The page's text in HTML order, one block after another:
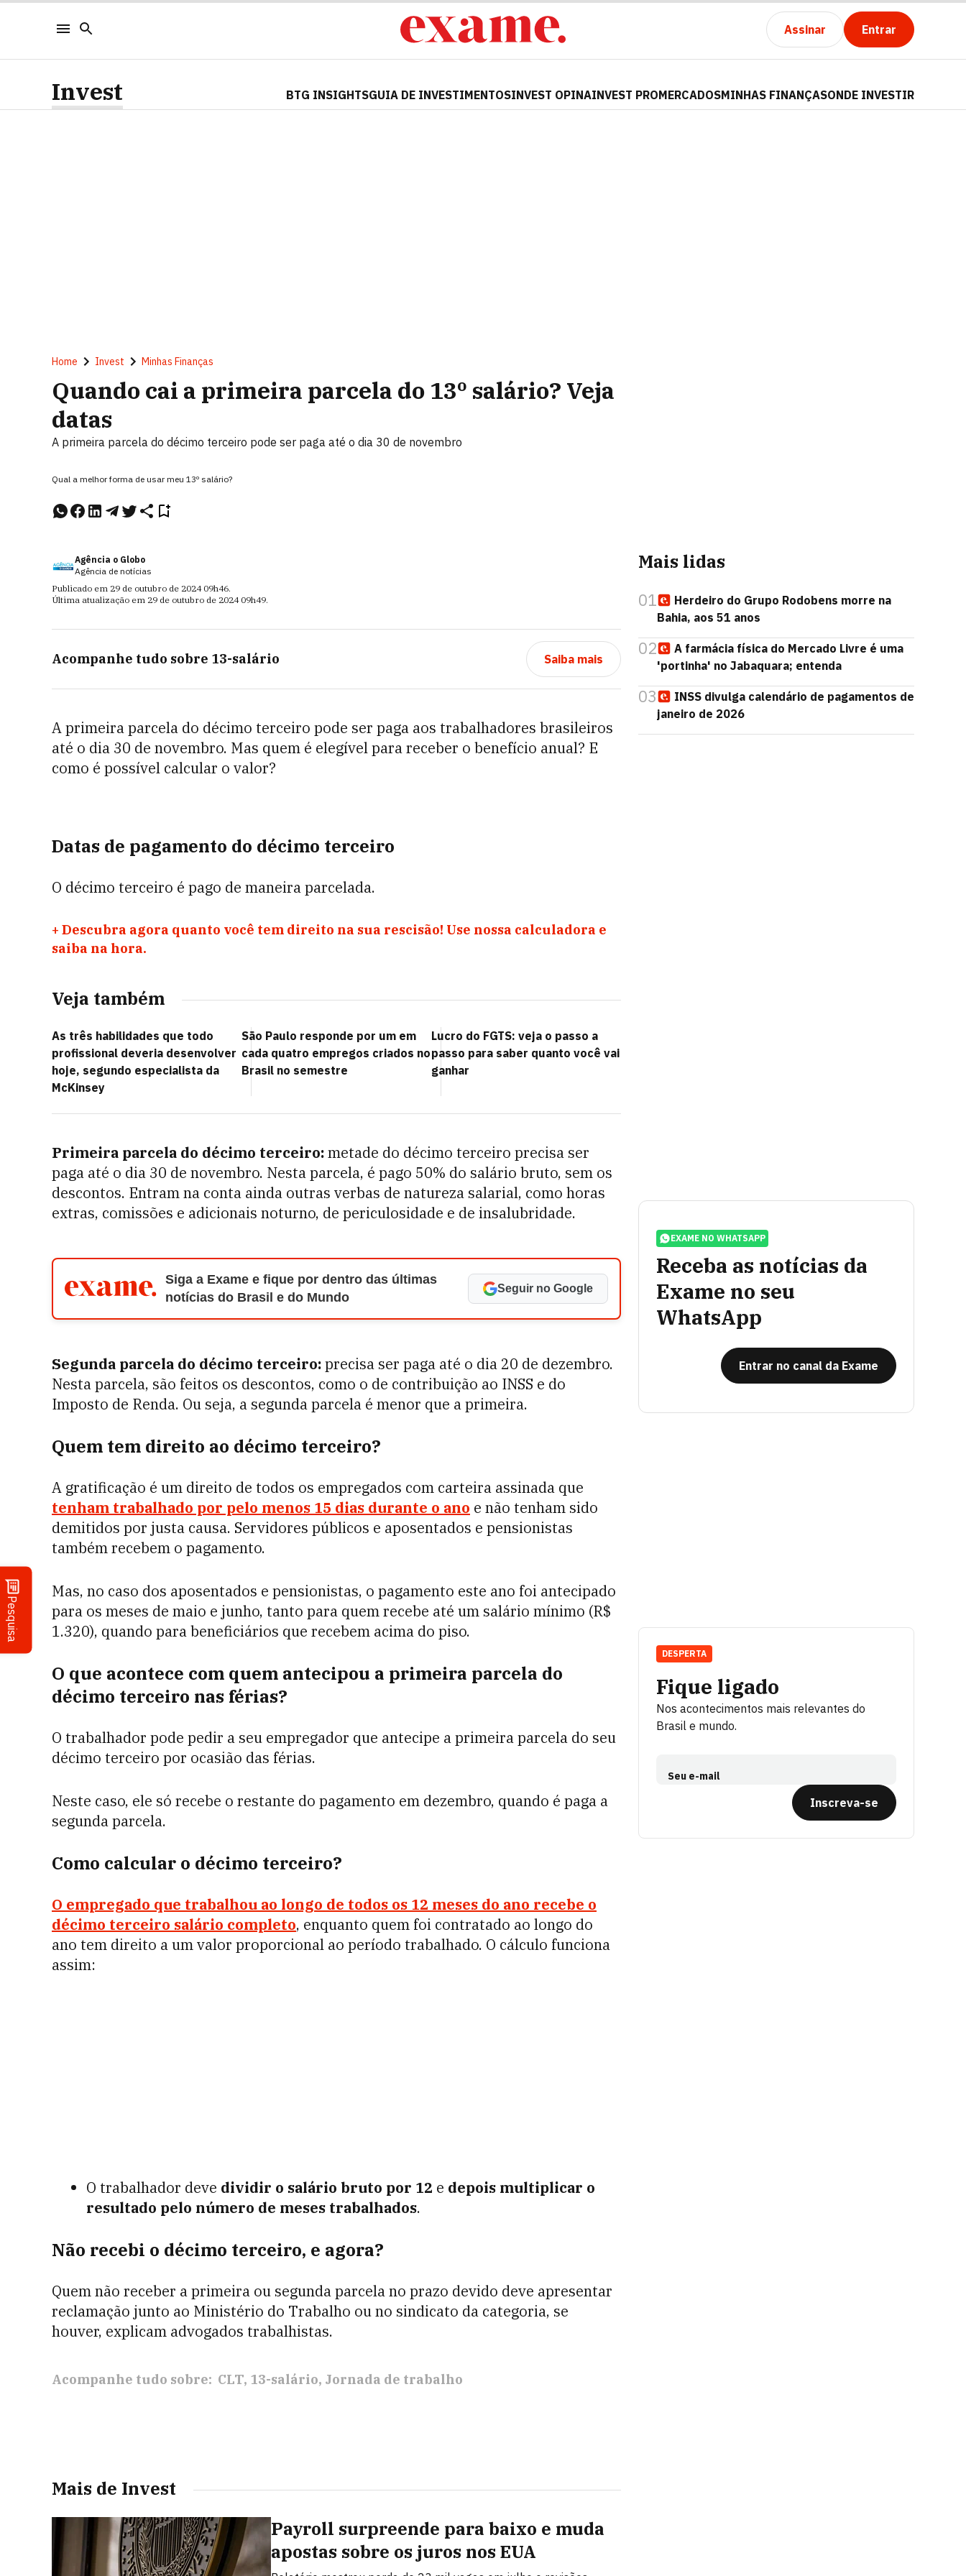
Assinar Entrar
Pesquisa
Invest BTG INSIGHTSGUIA DE INVESTIMENTOSINVEST OPINAINVEST PROMERCADOSMINHAS FINANÇASONDE INVESTIR
Home Invest Minhas Finanças
Quando cai a primeira parcela do 13º salário? Veja
datas
A primeira parcela do décimo terceiro pode ser paga até o dia 30 de novembro
Qual a melhor forma de usar meu 13º salário?
Agência o Globo
Agência de notícias
Publicado em 29 de outubro de 2024 09h46.
Última atualização em 29 de outubro de 2024 09h49.
Acompanhe tudo sobre 13-salário Saiba mais
A primeira parcela do décimo terceiro pode ser paga aos trabalhadores brasileiros
até o dia 30 de novembro. Mas quem é elegível para receber o benefício anual? E
como é possível calcular o valor?
Datas de pagamento do décimo terceiro
O décimo terceiro é pago de maneira parcelada.
+ Descubra agora quanto você tem direito na sua rescisão! Use nossa calculadora e
saiba na hora.
Veja também
As três habilidades que todo
profissional deveria desenvolver
hoje, segundo especialista da
McKinsey
São Paulo responde por um em
cada quatro empregos criados no
Brasil no semestre
Lucro do FGTS: veja o passo a
passo para saber quanto você vai
ganhar
Primeira parcela do décimo terceiro:metade do décimo terceiro precisa ser
paga até o dia 30 de novembro. Nesta parcela, é pago 50% do salário bruto, sem os
descontos. Entram na conta ainda outras verbas de natureza salarial, como horas
extras, comissões e adicionais noturno, de periculosidade e de insalubridade.
Siga a Exame e fique por dentro das últimas
notícias do Brasil e do Mundo
Seguir no Google
Segunda parcela do décimo terceiro:precisa ser paga até o dia 20 de dezembro.
Nesta parcela, são feitos os descontos, como o de contribuição ao INSS e do
Imposto de Renda. Ou seja, a segunda parcela é menor que a primeira.
Quem tem direito ao décimo terceiro?
A gratificação é um direito de todos os empregados com carteira assinada que
tenham trabalhado por pelo menos 15 dias durante o ano e não tenham sido
demitidos por justa causa. Servidores públicos e aposentados e pensionistas
também recebem o pagamento.
Mas, no caso dos aposentados e pensionistas, o pagamento este ano foi antecipado
para os meses de maio e junho, tanto para quem recebe até um salário mínimo (R$
1.320), quando para beneficiários que recebem acima do piso.
O que acontece com quem antecipou a primeira parcela do
décimo terceiro nas férias?
O trabalhador pode pedir a seu empregador que antecipe a primeira parcela do seu
décimo terceiro por ocasião das férias.
Neste caso, ele só recebe o restante do pagamento em dezembro, quando é paga a
segunda parcela.
Como calcular o décimo terceiro?
O empregado que trabalhou ao longo de todos os 12 meses do ano recebe o
décimo terceiro salário completo, enquanto quem foi contratado ao longo do
ano tem direito a um valor proporcional ao período trabalhado. O cálculo funciona
assim:
O trabalhador deve dividir o salário bruto por 12 e depois multiplicar o
resultado pelo número de meses trabalhados.
Não recebi o décimo terceiro, e agora?
Quem não receber a primeira ou segunda parcela no prazo devido deve apresentar
reclamação junto ao Ministério do Trabalho ou no sindicato da categoria, se
houver, explicam advogados trabalhistas.
Acompanhe tudo sobre: CLT 13-salário Jornada de trabalho
Mais de Invest
Payroll surpreende para baixo e muda
apostas sobre os juros nos EUA
Mais lidas
01
Herdeiro do Grupo Rodobens morre na
Bahia, aos 51 anos
02
A farmácia física do Mercado Livre é uma
'portinha' no Jabaquara; entenda
03
INSS divulga calendário de pagamentos de
janeiro de 2026
EXAME NO WHATSAPP
Receba as notícias da
Exame no seu
WhatsApp
Entrar no canal da Exame
Fique ligado
Nos acontecimentos mais relevantes do
Brasil e mundo.
Seu e-mail
Inscreva-se
DESPERTA